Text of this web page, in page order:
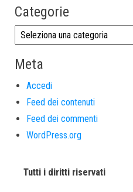
Categorie
Meta
Accedi
Feed dei contenuti
Feed dei commenti
WordPress.org
Tutti i diritti riservati